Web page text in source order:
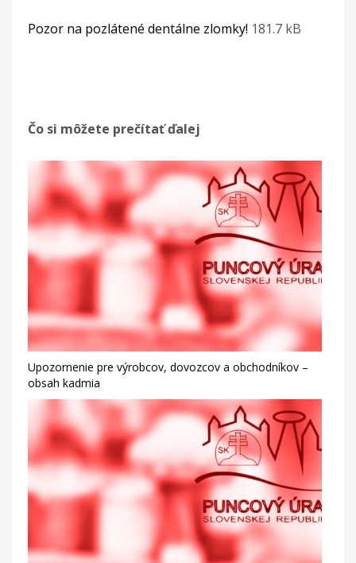
Pozor na pozlátené dentálne zlomky! 181.7 kB
Čo si môžete prečítať ďalej
Upozornenie pre výrobcov, dovozcov a obchodníkov –
obsah kadmia